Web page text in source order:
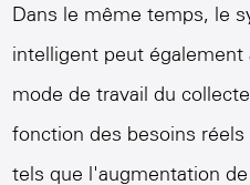
Dans le même temps, le
intelligent peut
mode de travail du
fonction des besoins
tels que l'augmentation